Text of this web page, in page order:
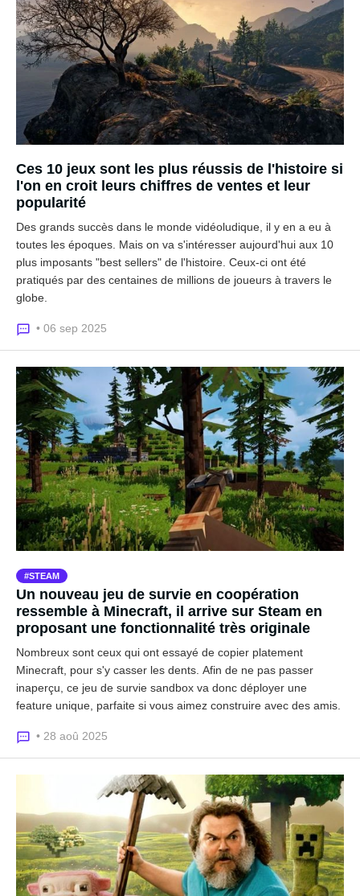
Ces 10 jeux sont les plus réussis de l'histoire si
l'on en croit leurs chiffres de ventes et leur
popularité
Des grands succès dans le monde vidéoludique, il y en a eu à
toutes les époques. Mais on va s'intéresser aujourd'hui aux 10
plus imposants "best sellers" de l'histoire. Ceux-ci ont été
pratiqués par des centaines de millions de joueurs à travers le
globe.
• 06 sep 2025
STEAM
Un nouveau jeu de survie en coopération
ressemble à Minecraft, il arrive sur Steam en
proposant une fonctionnalité très originale
Nombreux sont ceux qui ont essayé de copier platement
Minecraft, pour s'y casser les dents. Afin de ne pas passer
inaperçu, ce jeu de survie sandbox va donc déployer une
feature unique, parfaite si vous aimez construire avec des amis.
• 28 aoû 2025